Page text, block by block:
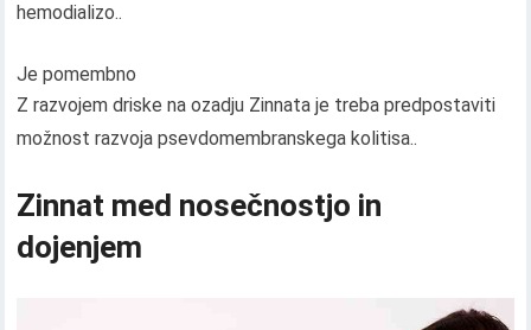
hemodializo..
Je pomembno
Z razvojem driske na ozadju Zinnata je treba predpostaviti
možnost razvoja psevdomembranskega kolitisa..
Zinnat med nosečnostjo in
dojenjem